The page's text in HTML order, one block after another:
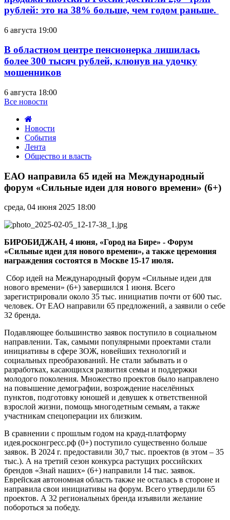
рублей: это на 38% больше, чем годом раньше.
6 августа 19:00
В областном центре пенсионерка лишилась
более 300 тысяч рублей, клюнув на удочку
мошенников
6 августа 18:00
Все новости
Новости
События
Лента
Общество и власть
направила
идей
Международный
форум
«Сильные
идеи
для
нового
времени»
(6+)
ЕАО направила 65 идей на Международный
форум «Сильные идеи для нового времени» (6+)
среда, 04 июня 2025 18:00
БИРОБИДЖАН, 4 июня, «Город на Бире» - Форум
«Сильные идеи для нового времени», а также церемония
награждения состоятся в Москве 15-17 июля.
Сбор идей на Международный форум «Сильные идеи для
нового времени» (6+) завершился 1 июня. Всего
зарегистрировали около 35 тыс. инициатив почти от 600 тыс.
человек. От ЕАО направили 65 предложений, а заявили о себе
32 бренда.
Подавляющее большинство заявок поступило в социальном
направлении. Так, самыми популярными проектами стали
инициативы в сфере ЗОЖ, новейших технологий и
социальных преобразований. Не стали забывать и о
разработках, касающихся развития семьи и поддержки
молодого поколения. Множество проектов было направлено
на повышение демографии, возрождение населённых
пунктов, подготовку юношей и девушек к ответственной
взрослой жизни, помощь многодетным семьям, а также
участникам спецоперации их близким.
В сравнении с прошлым годом на крауд-платформу
идея.росконгресс.рф (0+) поступило существенно больше
заявок. В 2024 г. предоставили 30,7 тыс. проектов (в этом – 35
тыс.). А на третий сезон конкурса растущих российских
брендов «Знай наших» (6+) направили 14 тыс. заявок.
Еврейская автономная область также не осталась в стороне и
направила свои инициативы на форум. Всего утвердили 65
проектов. А 32 региональных бренда изъявили желание
побороться за победу.